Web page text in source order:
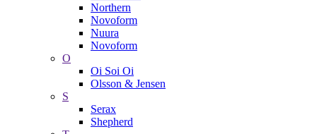
Northern
Novoform
Nuura
Novoform
O
Oi Soi Oi
Olsson & Jensen
S
Serax
Shepherd